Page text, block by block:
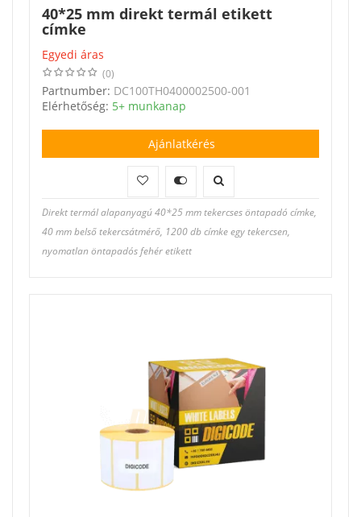
40*25 mm direkt termál etikett
címke
Egyedi áras
(0)
Partnumber: DC100TH0400002500-001
Elérhetőség: 5+ munkanap
Ajánlatkérés
Direkt termál alapanyagú 40*25 mm tekercses öntapadó címke,
40 mm belső tekercsátmérő, 1200 db címke egy tekercsen,
nyomatlan öntapadós fehér etikett